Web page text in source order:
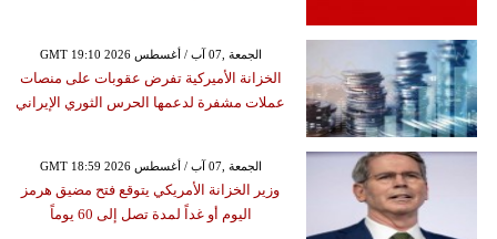
GMT 19:10 2026 الجمعة ,07 آب / أغسطس
الخزانة الأميركية تفرض عقوبات على منصات
عملات مشفرة لدعمها الحرس الثوري الإيراني
GMT 18:59 2026 الجمعة ,07 آب / أغسطس
وزير الخزانة الأمريكي يتوقع فتح مضيق هرمز
اليوم أو غداً لمدة تصل إلى 60 يوماً